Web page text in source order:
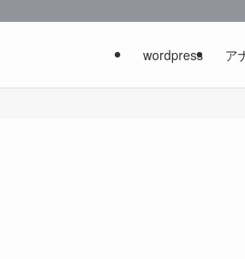
wordpress ア